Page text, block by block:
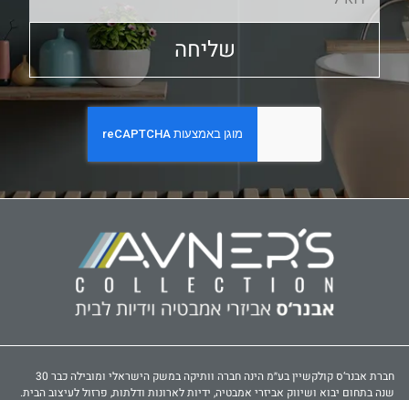
שליחה
חברת אבנר‘ס קולקשיין בע״מ הינה חברה וותיקה במשק הישראלי ומובילה כבר 30
שנה בתחום יבוא ושיווק אביזרי אמבטיה, ידיות לארונות ודלתות, פרזול לעיצוב הבית.